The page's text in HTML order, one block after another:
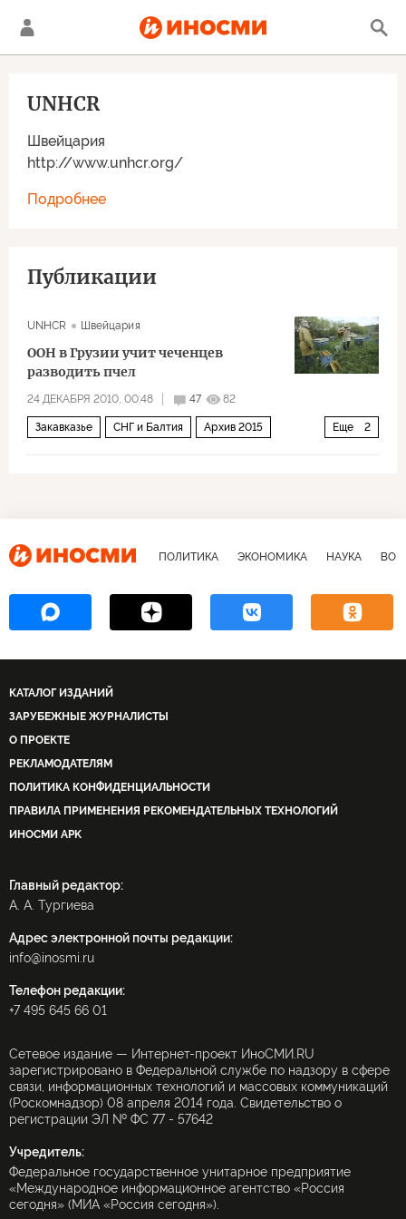
Швейцария
http://www.unhcr.org/
UNHCR
Подробнее
Публикации
UNHCR Швейцария
ООН в Грузии учит чеченцев
разводить пчел
24 ДЕКАБРЯ 2010, 00:48 47 82
Еще 2
Закавказье СНГ и Балтия Архив 2015
ПОЛИТИКА ЭКОНОМИКА НАУКА
КАТАЛОГ ИЗДАНИЙ
ЗАРУБЕЖНЫЕ ЖУРНАЛИСТЫ
О ПРОЕКТЕ
РЕКЛАМОДАТЕЛЯМ
ПОЛИТИКА КОНФИДЕНЦИАЛЬНОСТИ
ПРАВИЛА ПРИМЕНЕНИЯ РЕКОМЕНДАТЕЛЬНЫХ ТЕХНОЛОГИЙ
ИНОСМИ APK
Главный редактор:
А. А. Тургиева
Адрес электронной почты редакции:
info@inosmi.ru
Телефон редакции:
+7 495 645 66 01
Сетевое издание — Интернет-проект ИноСМИ.RU
зарегистрировано в Федеральной службе по надзору в сфере
связи, информационных технологий и массовых коммуникаций
(Роскомнадзор) 08 апреля 2014 года. Свидетельство о
регистрации ЭЛ № ФС 77 - 57642
Учредитель:
Федеральное государственное унитарное предприятие
«Международное информационное агентство «Россия
сегодня» (МИА «Россия сегодня»).